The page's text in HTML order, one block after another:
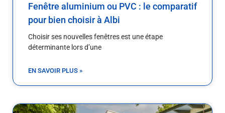
Fenêtre aluminium ou PVC : le comparatif
pour bien choisir à Albi
Choisir ses nouvelles fenêtres est une étape
déterminante lors d’une
EN SAVOIR PLUS »